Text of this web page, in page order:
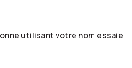
utilisant votre nom essaie